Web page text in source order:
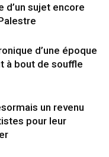
d’un sujet encore
d’une époque
à bout de souffle
un revenu
pour leur